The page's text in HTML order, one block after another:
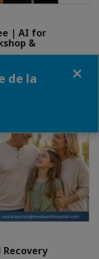
| AI for
&
Recovery
de la